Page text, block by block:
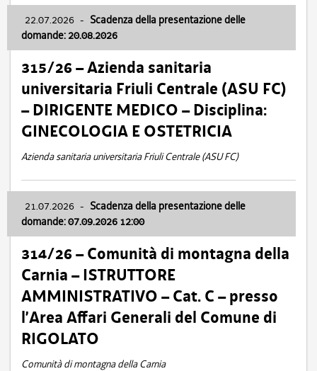
22.07.2026 - Scadenza della presentazione delle
domande: 20.08.2026
315/26 – Azienda sanitaria
universitaria Friuli Centrale (ASU FC)
– DIRIGENTE MEDICO – Disciplina:
GINECOLOGIA E OSTETRICIA
Azienda sanitaria universitaria Friuli Centrale (ASU FC)
21.07.2026 - Scadenza della presentazione delle
domande: 07.09.2026 12:00
314/26 – Comunità di montagna della
Carnia – ISTRUTTORE
AMMINISTRATIVO – Cat. C – presso
l’Area Affari Generali del Comune di
RIGOLATO
Comunità di montagna della Carnia